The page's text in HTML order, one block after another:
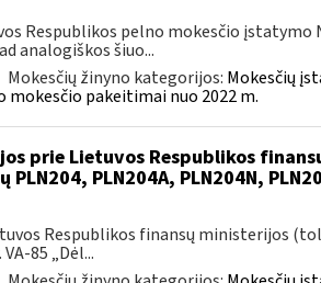
Respublikos pelno mokesčio įstatymo
analogiškos šiuo...
Mokesčių žinyno kategorijos: Mokesčių
pakeitimai nuo 2022 m.
prie Lietuvos Respublikos
PLN204A, PLN204N,
Respublikos finansų ministerijos
85 „Dėl...